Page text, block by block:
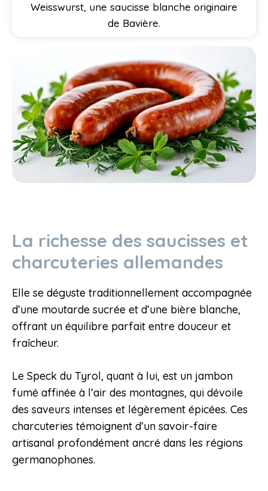
Weisswurst, une saucisse blanche originaire
de Bavière.
La richesse des saucisses et
charcuteries allemandes
Elle se déguste traditionnellement accompagnée
d’une moutarde sucrée et d’une bière blanche,
offrant un équilibre parfait entre douceur et
fraîcheur.
Le Speck du Tyrol, quant à lui, est un jambon
fumé affinée à l’air des montagnes, qui dévoile
des saveurs intenses et légèrement épicées. Ces
charcuteries témoignent d’un savoir-faire
artisanal profondément ancré dans les régions
germanophones.